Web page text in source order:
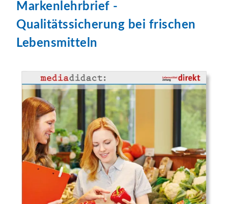
Markenlehrbrief -
Qualitätssicherung bei frischen
Lebensmitteln